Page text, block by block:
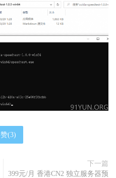
赞(3)
下一篇
399元/月 香港CN2 独立服务器预